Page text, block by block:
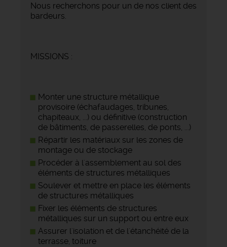
Nous recherchons pour un de nos client des
bardeurs.
MISSIONS :
Monter une structure métallique
provisoire (échafaudages, tribunes,
chapiteaux, ...) ou définitive (construction
de bâtiments, de passerelles, de ponts, ...)
Répartir les matériaux sur les zones de
montage ou de stockage
Procéder à l'assemblement au sol des
éléments de structures métalliques
Soulever et mettre en place les éléments
de structures métalliques
Fixer les éléments de structures
métalliques sur un support ou entre eux
Assurer l'isolation et de l'étanchéité de la
terrasse, toiture